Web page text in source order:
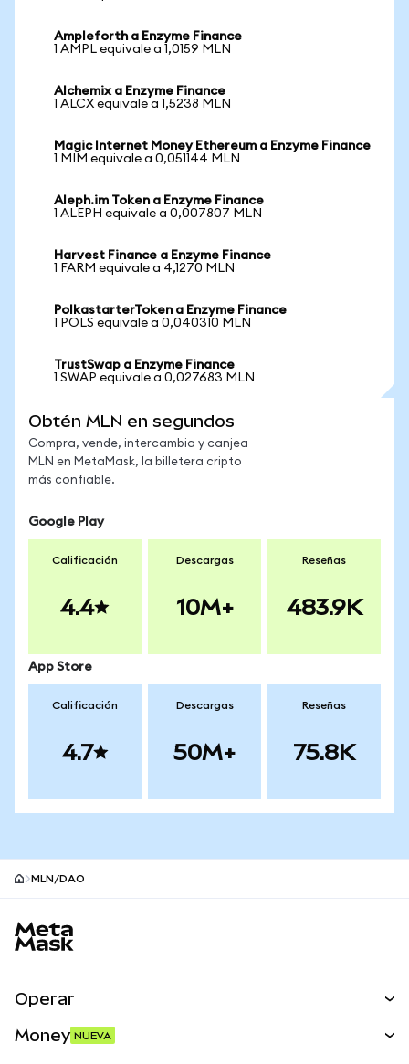
Ampleforth a Enzyme Finance
1 AMPL equivale a 1,0159 MLN
Alchemix a Enzyme Finance
1 ALCX equivale a 1,5238 MLN
Magic Internet Money Ethereum a Enzyme Finance
1 MIM equivale a 0,051144 MLN
Aleph.im Token a Enzyme Finance
1 ALEPH equivale a 0,007807 MLN
Harvest Finance a Enzyme Finance
1 FARM equivale a 4,1270 MLN
PolkastarterToken a Enzyme Finance
1 POLS equivale a 0,040310 MLN
TrustSwap a Enzyme Finance
1 SWAP equivale a 0,027683 MLN
Obtén MLN en segundos
Compra, vende, intercambia y canjea
MLN en MetaMask, la billetera cripto
más confiable.
Google Play
Calificación
4.4
Descargas
10M+
Reseñas
483.9K
App Store
Calificación
4.7
Descargas
50M+
Reseñas
75.8K
MLN/DAO
Operar
Money NUEVA